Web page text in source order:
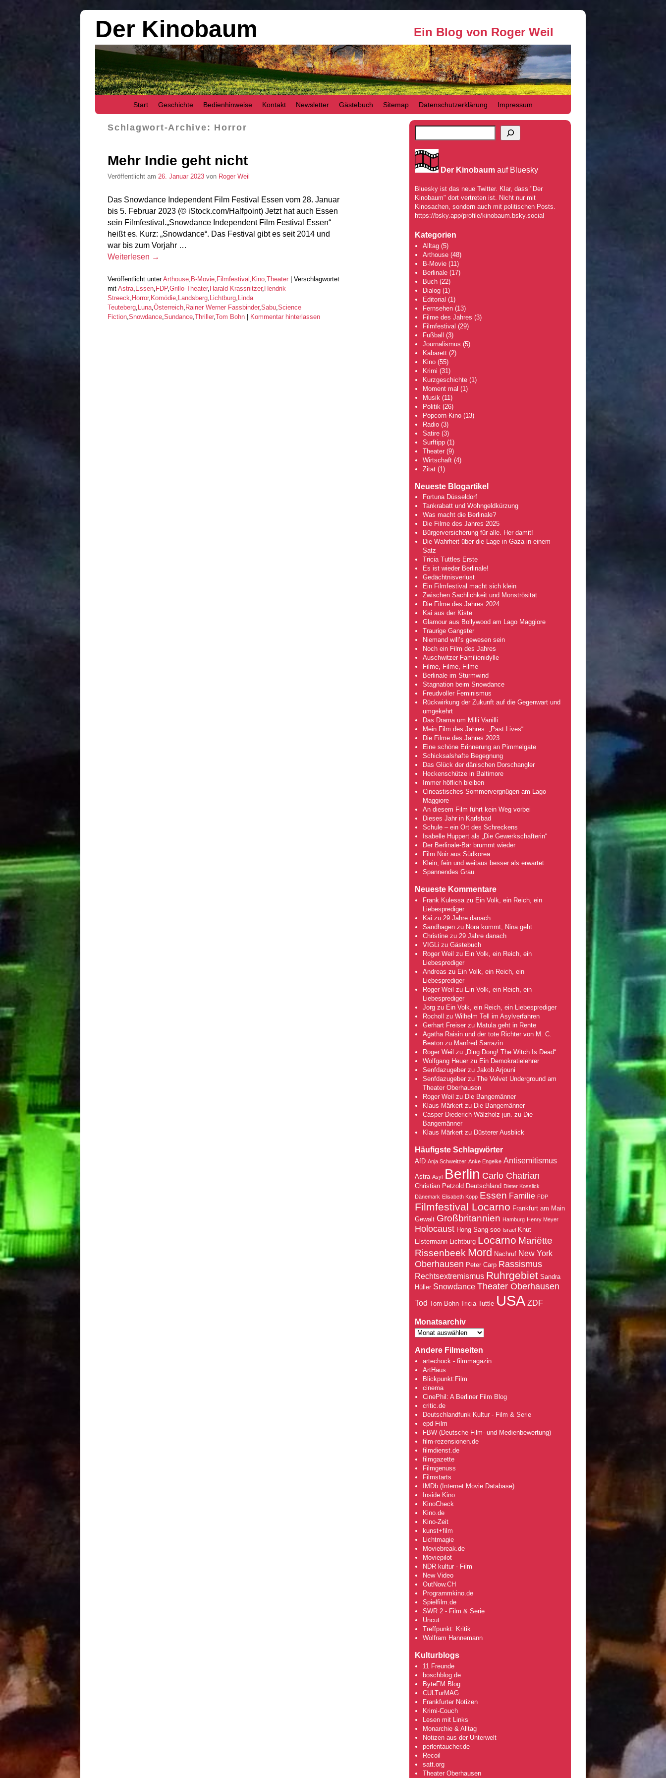
Der Kinobaum Ein Blog von Roger Weil
Start Geschichte Bedienhinweise Kontakt Newsletter Gästebuch Sitemap Datenschutzerklärung Impressum
Schlagwort-Archive: Horror
Mehr Indie geht nicht
Veröffentlicht am 26. Januar 2023 von Roger Weil
Das Snowdance Independent Film Festival Essen vom 28. Januar
bis 5. Februar 2023 (© iStock.com/Halfpoint) Jetzt hat auch Essen
sein Filmfestival.„Snowdance Independent Film Festival Essen“
heißt es. Kurz: „Snowdance“. Das Festival gibt es seit 2014 und
war bis zum Vorjahr …
Weiterlesen →
Veröffentlicht unter Arthouse B-Movie Filmfestival Kino Theater
Verschlagwortet
mit Astra Essen FDP, Grillo-Theater, Harald Krassnitzer, Hendrik
Streeck Horror, Komödie Landsberg Lichtburg
Linda
Teuteberg
Luna Österreich Rainer Werner Fassbinder, Sabu Science
Fiction Snowdance Sundance Thriller, Tom Bohn Kommentar hinterlassen
Der Kinobaumauf Bluesky
Bluesky ist das neue Twitter. Klar, dass "Der
Kinobaum" dort vertreten ist. Nicht nur mit
Kinosachen, sondern auch mit politischen Posts.
https://bsky.app/profile/kinobaum.bsky.social
Kategorien
Alltag(5)
Arthouse(48)
B-Movie(11)
Berlinale(17)
Buch(22)
Dialog(1)
Editorial (1)
Fernsehen(13)
Filme des Jahres (3)
Filmfestival (29)
Fußball (3)
Journalismus (5)
Kabarett(2)
Kino(55)
Krimi (31)
Kurzgeschichte(1)
Moment mal (1)
Musik (11)
Politik (26)
Popcorn-Kino(13)
Radio(3)
Satire(3)
Surftipp(1)
Theater(9)
Wirtschaft(4)
Zitat(1)
Neueste Blogartikel
Fortuna Düsseldorf
Tankrabatt und Wohngeldkürzung
Was macht die Berlinale?
Die Filme des Jahres 2025
Bürgerversicherung für alle. Her damit!
Die Wahrheit über die Lage in Gaza in einem
Satz
Tricia Tuttles Erste
Es ist wieder Berlinale!
Gedächtnisverlust
Ein Filmfestival macht sich klein
Zwischen Sachlichkeit und Monströsität
Die Filme des Jahres 2024
Kai aus der Kiste
Glamour aus Bollywood am Lago Maggiore
Traurige Gangster
Niemand will’s gewesen sein
Noch ein Film des Jahres
Auschwitzer Familienidylle
Filme, Filme, Filme
Berlinale im Sturmwind
Stagnation beim Snowdance
Freudvoller Feminismus
Rückwirkung der Zukunft auf die Gegenwart und
umgekehrt
Das Drama um Milli Vanilli
Mein Film des Jahres: „Past Lives“
Die Filme des Jahres 2023
Eine schöne Erinnerung an Pimmelgate
Schicksalshafte Begegnung
Das Glück der dänischen Dorschangler
Heckenschütze in Baltimore
Immer höflich bleiben
Cineastisches Sommervergnügen am Lago
Maggiore
An diesem Film führt kein Weg vorbei
Dieses Jahr in Karlsbad
Schule – ein Ort des Schreckens
Isabelle Huppert als „Die Gewerkschafterin“
Der Berlinale-Bär brummt wieder
Film Noir aus Südkorea
Klein, fein und weitaus besser als erwartet
Spannendes Grau
Neueste Kommentare
Frank Kulessazu Ein Volk, ein Reich, ein
Liebesprediger
Kai zu 29 Jahre danach
Sandhagenzu Nora kommt, Nina geht
Christinezu 29 Jahre danach
VIGLi zu Gästebuch
Roger Weil zu Ein Volk, ein Reich, ein
Liebesprediger
Andreas zu Ein Volk, ein Reich, ein
Liebesprediger
Roger Weil zu Ein Volk, ein Reich, ein
Liebesprediger
Jorgzu Ein Volk, ein Reich, ein Liebesprediger
Rocholl
zu Wilhelm Tell im Asylverfahren
Gerhart Freiserzu Matula geht in Rente
Agatha Raisin und der tote Richter von M. C.
Beatonzu Manfred Sarrazin
Roger Weil zu „Ding Dong! The Witch Is Dead“
Wolfgang Heuerzu Ein Demokratielehrer
Senfdazugeberzu Jakob Arjouni
Senfdazugeberzu The Velvet Underground am
Theater Oberhausen
Roger Weil zu Die Bangemänner
Klaus Märkertzu Die Bangemänner
Casper Diederich Wälzholz jun. zu Die
Bangemänner
Klaus Märkertzu Düsterer Ausblick
Häufigste Schlagwörter
AfD Anja Schweitzer Anke Engelke Antisemitismus
Astra Asyl Berlin Carlo Chatrian
Christian Petzold Deutschland Dieter Kosslick
Dänemark Elisabeth Kopp Essen Familie FDP
Filmfestival Locarno Frankfurt am Main
Gewalt Großbritannien Hamburg Henry Meyer
Holocaust Hong Sang-soo Israel Knut
Elstermann Lichtburg Locarno Mariëtte
Rissenbeek Mord Nachruf New York
Oberhausen Peter Carp Rassismus
Rechtsextremismus Ruhrgebiet Sandra
Hüller Snowdance Theater Oberhausen
Tod Tom Bohn Tricia Tuttle USA ZDF
Monatsarchiv
Andere Filmseiten
artechock - filmmagazin
ArtHaus
Blickpunkt:Film
cinema
CinePhil: A Berliner Film Blog
critic.de
Deutschlandfunk Kultur - Film & Serie
epd Film
FBW (Deutsche Film- und Medienbewertung)
film-rezensionen.de
filmdienst.de
filmgazette
Filmgenuss
Filmstarts
IMDb (Internet Movie Database)
Inside Kino
KinoCheck
Kino.de
Kino-Zeit
kunst+film
Lichtmagie
Moviebreak.de
Moviepilot
NDR kultur - Film
New Video
OutNow.CH
Programmkino.de
Spielfilm.de
SWR 2 - Film & Serie
Uncut
Treffpunkt: Kritik
Wolfram Hannemann
Kulturblogs
11 Freunde
boschblog.de
ByteFM Blog
CULTurMAG
Frankfurter Notizen
Krimi-Couch
Lesen mit Links
Monarchie & Alltag
Notizen aus der Unterwelt
perlentaucher.de
Recoil
satt.org
Theater Oberhausen